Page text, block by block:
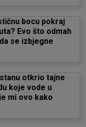
bocu pokraj
Evo što odmah
se izbjegne
otkrio tajne
koje vode u
mi ovo kako